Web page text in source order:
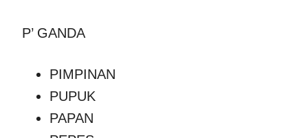
P’ GANDA
PIMPINAN
PUPUK
PAPAN